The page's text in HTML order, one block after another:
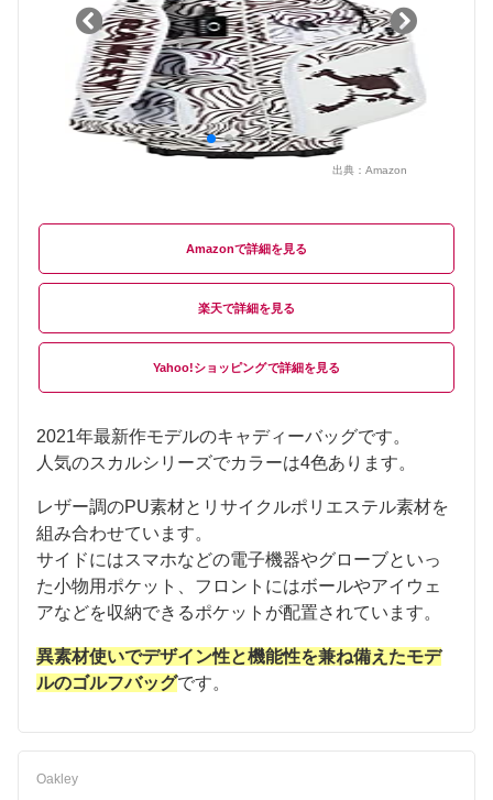
出典： Amazon
Amazon
楽天
Yahoo!ショッピング
2021年最新作モデルのキャディーバッグです。
人気のスカルシリーズでカラーは4色あります。
レザー調のPU素材とリサイクルポリエステル素材を
組み合わせています。
サイドにはスマホなどの電子機器やグローブといっ
た小物用ポケット、フロントにはボールやアイウェ
アなどを収納できるポケットが配置されています。
異素材使いでデザイン性と機能性を兼ね備えたモデ
ルのゴルフバッグです。
Oakley